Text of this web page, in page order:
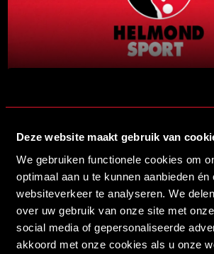
Deze website maakt gebruik van
We gebruiken functionele cookies om
optimaal aan u te kunnen aanbieden én
websiteverkeer te analyseren. We
over uw gebruik van onze site met
social media of gepersonaliseerde
akkoord met onze cookies als u onze
Brainport partners
Premium partners
Partners CED